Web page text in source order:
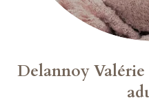
Delannoy